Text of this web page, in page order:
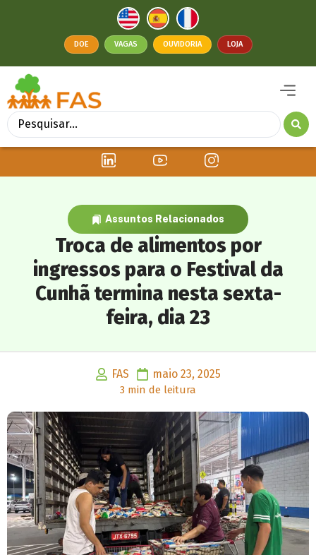
DOE VAGAS OUVIDORIA LOJA
Assuntos Relacionados
Troca de alimentos por
ingressos para o Festival da
Cunhã termina nesta sexta-
feira, dia 23
FAS maio 23, 2025
3 min de leitura